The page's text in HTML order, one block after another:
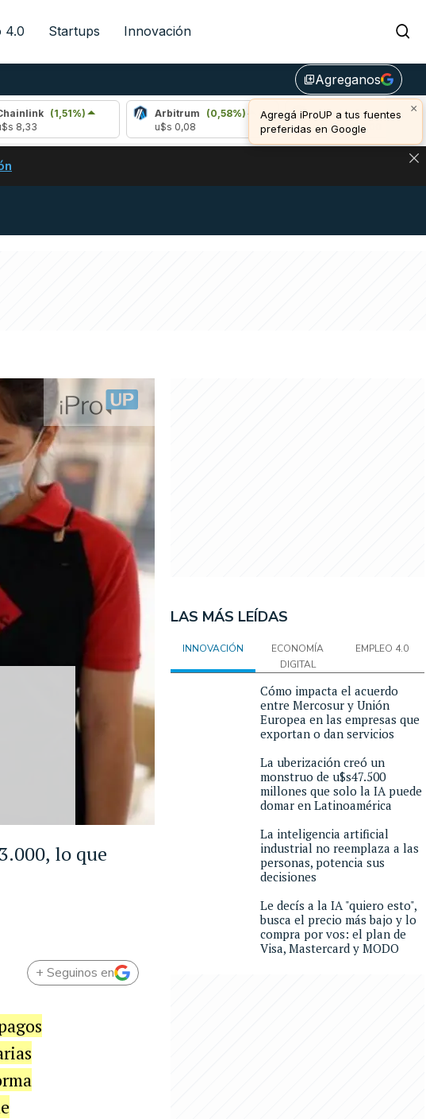
4.0 Startups Innovación
library_addAgreganos
×
Agregá iProUP a tus fuentes
preferidas en Google
Arbitrum (0,58%)
Bitcoin (-0,07%)
u$s 64.950,00
ARGENTINA: IMPACTO EN BITCOIN, DÓLAR CRIPTO Y EXCHANGES
lo que
+ Seguinos en
LAS MÁS LEÍDAS
INNOVACIÓN
ECONOMÍA
DIGITAL
EMPLEO 4.0
Cómo impacta el acuerdo
entre Mercosur y Unión
Europea en las empresas que
exportan o dan servicios
La uberización creó un
monstruo de u$s47.500
millones que solo la IA puede
domar en Latinoamérica
La inteligencia artificial
industrial no reemplaza a las
personas, potencia sus
decisiones
Le decís a la IA "quiero esto",
busca el precio más bajo y lo
compra por vos: el plan de
Visa, Mastercard y MODO